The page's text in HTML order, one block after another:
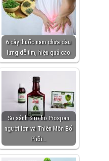
6 cây thuốc nam chữa đau
lưng dễ tìm, hiệu quả cao
So sánh Siro ho Prospan
người lớn và Thiên Môn Bổ
Phổi…